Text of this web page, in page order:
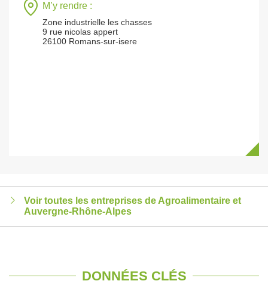
M’y rendre :
Zone industrielle les chasses
9 rue nicolas appert
26100 Romans-sur-isere
Voir toutes les entreprises de Agroalimentaire et
Auvergne-Rhône-Alpes
DONNÉES CLÉS